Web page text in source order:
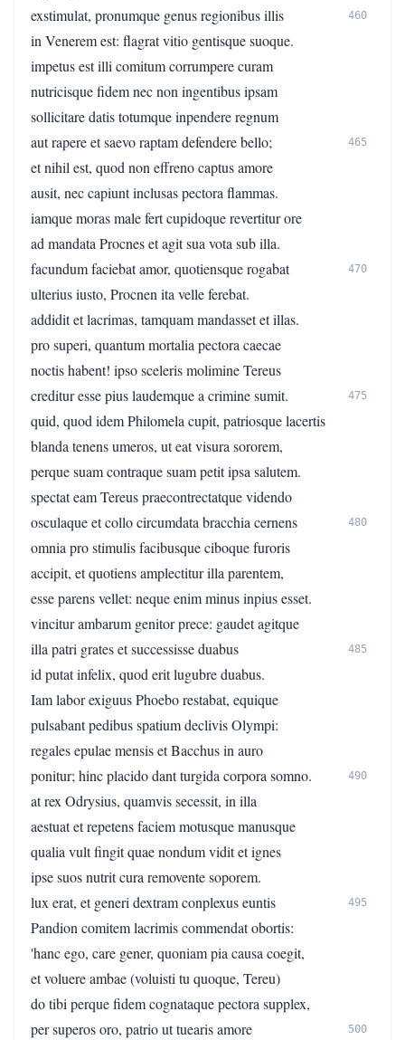
exstimulat, pronumque genus regionibus illis
460
in Venerem est: flagrat vitio gentisque suoque.
impetus est illi comitum corrumpere curam
nutricisque fidem nec non ingentibus ipsam
sollicitare datis totumque inpendere regnum
aut rapere et saevo raptam defendere bello;
465
et nihil est, quod non effreno captus amore
ausit, nec capiunt inclusas pectora flammas.
iamque moras male fert cupidoque revertitur ore
ad mandata Procnes et agit sua vota sub illa.
facundum faciebat amor, quotiensque rogabat
470
ulterius iusto, Procnen ita velle ferebat.
addidit et lacrimas, tamquam mandasset et illas.
pro superi, quantum mortalia pectora caecae
noctis habent! ipso sceleris molimine Tereus
creditur esse pius laudemque a crimine sumit.
475
quid, quod idem Philomela cupit, patriosque lacertis
blanda tenens umeros, ut eat visura sororem,
perque suam contraque suam petit ipsa salutem.
spectat eam Tereus praecontrectatque videndo
osculaque et collo circumdata bracchia cernens
480
omnia pro stimulis facibusque ciboque furoris
accipit, et quotiens amplectitur illa parentem,
esse parens vellet: neque enim minus inpius esset.
vincitur ambarum genitor prece: gaudet agitque
illa patri grates et successisse duabus
485
id putat infelix, quod erit lugubre duabus.
Iam labor exiguus Phoebo restabat, equique
pulsabant pedibus spatium declivis Olympi:
regales epulae mensis et Bacchus in auro
ponitur; hinc placido dant turgida corpora somno.
490
at rex Odrysius, quamvis secessit, in illa
aestuat et repetens faciem motusque manusque
qualia vult fingit quae nondum vidit et ignes
ipse suos nutrit cura removente soporem.
lux erat, et generi dextram conplexus euntis
495
Pandion comitem lacrimis commendat obortis:
'hanc ego, care gener, quoniam pia causa coegit,
et voluere ambae (voluisti tu quoque, Tereu)
do tibi perque fidem cognataque pectora supplex,
per superos oro, patrio ut tuearis amore
500